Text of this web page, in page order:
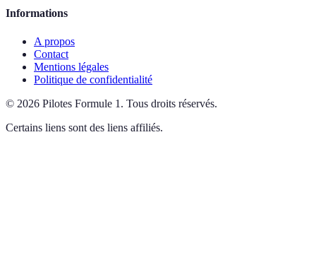
Informations
A propos
Contact
Mentions légales
Politique de confidentialité
© 2026 Pilotes Formule 1 . Tous droits réservés.
Certains liens sont des liens affiliés.